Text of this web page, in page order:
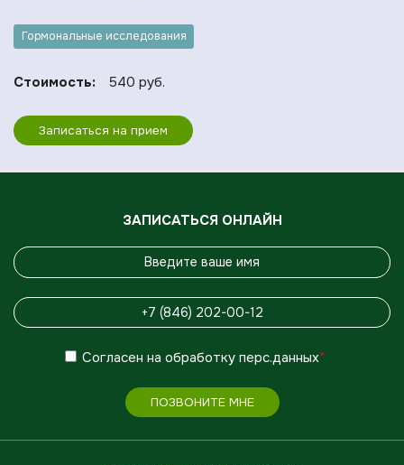
Гормональные исследования
Стоимость: 540 руб.
Записаться на прием
ЗАПИСАТЬСЯ ОНЛАЙН
Согласен на обработку перс.данных*
ПОЗВОНИТЕ МНЕ